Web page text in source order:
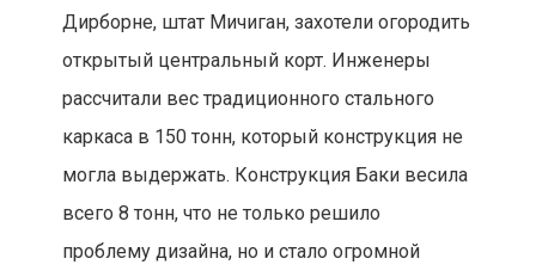
Дирборне, штат Мичиган, захотели огородить
открытый центральный корт. Инженеры
рассчитали вес традиционного стального
каркаса в 150 тонн, который конструкция не
могла выдержать. Конструкция Баки весила
всего 8 тонн, что не только решило
проблему дизайна, но и стало огромной